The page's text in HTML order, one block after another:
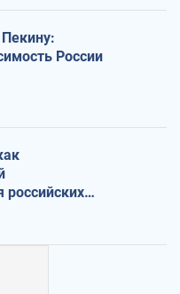
России
российских